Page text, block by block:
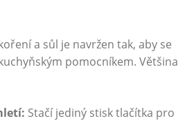
a sůl je navržen⁣ tak, aby se
pomocníkem. Většina⁤
Stačí jediný stisk ⁢tlačítka pro